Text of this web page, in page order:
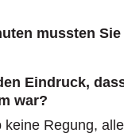
mussten
Eindruck,
war?
keine Regung,